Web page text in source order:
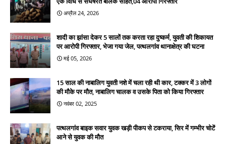
अप्रैल 24, 2026
शादी का झांसा देकर 5 सालों तक करता रहा दुष्कर्म, युवती की शिकायत
पर आरोपी गिरफ्तार, भेजा गया जेल, पत्थलगांव थानाक्षेत्र की घटना
मई 05, 2026
15 साल की नाबालिग युवती नशे में चला रही थी कार, टक्कर में 3 लोगों
की मौके पर मौत, नाबालिग चालक व उसके पिता को किया गिरफ्तार
नवंबर 02, 2025
पत्थलगांव बाइक सवार युवक खड़ी पीकप से टकराया, सिर में गम्भीर चोटें
आने से युवक की मौत